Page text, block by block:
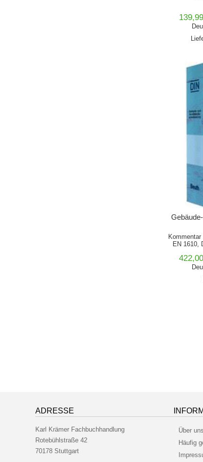
EN 1610,
IN
ADRESSE
Karl Krämer Fachbuchhandlung
Rotebühlstraße 42
70178 Stuttgart
Über uns
Häufig